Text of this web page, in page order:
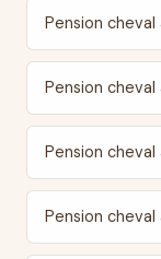
Pension
Pension
Pension cheval
Pension